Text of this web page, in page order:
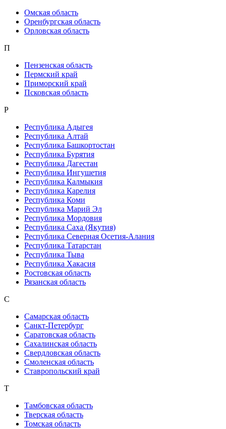
Омская область
Оренбургская область
Орловская область
П
Пензенская область
Пермский край
Приморский край
Псковская область
Р
Республика Адыгея
Республика Алтай
Республика Башкортостан
Республика Бурятия
Республика Дагестан
Республика Ингушетия
Республика Калмыкия
Республика Карелия
Республика Коми
Республика Марий Эл
Республика Мордовия
Республика Саха (Якутия)
Республика Северная Осетия-Алания
Республика Татарстан
Республика Тыва
Республика Хакасия
Ростовская область
Рязанская область
С
Самарская область
Санкт-Петербург
Саратовская область
Сахалинская область
Свердловская область
Смоленская область
Ставропольский край
Т
Тамбовская область
Тверская область
Томская область